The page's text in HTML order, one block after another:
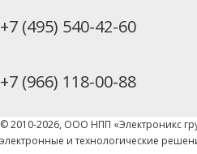
+7 (495) 540-42-60
+7 (966) 118-00-88
© 2010-2026, ООО НПП «Электроникс
электронные и технологические